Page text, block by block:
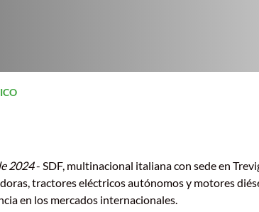
2024- SDF, multinacional italiana con sede en
tractores eléctricos autónomos y motores
en los mercados internacionales.